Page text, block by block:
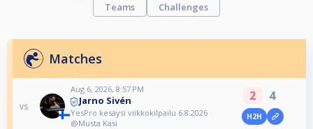
Teams
Challenges
Matches
vs
Aug 6, 2026, 8:57 PM
Jarno Sivén
YesPro kesäysi viikkokilpailu 6.8.2026
@Musta Kasi
2 4
H2H